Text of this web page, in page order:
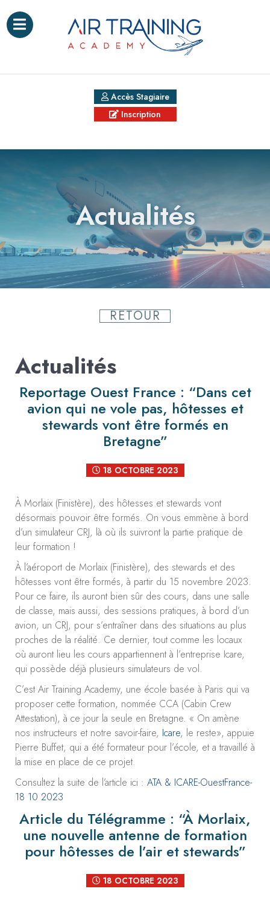
Accès Stagiaire
Inscription
Actualités
RETOUR
Actualités
Reportage Ouest France : “Dans cet
avion qui ne vole pas, hôtesses et
stewards vont être formés en
Bretagne”
18 OCTOBRE 2023
À Morlaix (Finistère), des hôtesses et stewards vont
désormais pouvoir être formés. On vous emmène à bord
d’un simulateur CRJ, là où ils suivront la partie pratique de
leur formation !
À l’aéroport de Morlaix (Finistère), des stewards et des
hôtesses vont être formés, à partir du 15 novembre 2023.
Pour ce faire, ils auront bien sûr des cours, dans une salle
de classe, mais aussi, des sessions pratiques, à bord d’un
avion, un CRJ, pour s’entraîner dans des situations au plus
proches de la réalité. Ce dernier, tout comme les locaux
où auront lieu les cours appartiennent à l’entreprise Icare,
qui possède déjà plusieurs simulateurs de vol.
C’est Air Training Academy, une école basée à Paris qui va
proposer cette formation, nommée CCA (Cabin Crew
Attestation), à ce jour la seule en Bretagne. « On amène
nos instructeurs et notre savoir-faire, Icare, le reste», appuie
Pierre Buffet, qui a été formateur pour l’école, et a travaillé à
la mise en place de ce projet.
Consultez la suite de l’article ici : ATA & ICARE-OuestFrance-
18 10 2023
Article du Télégramme : “À Morlaix,
une nouvelle antenne de formation
pour hôtesses de l’air et stewards”
18 OCTOBRE 2023